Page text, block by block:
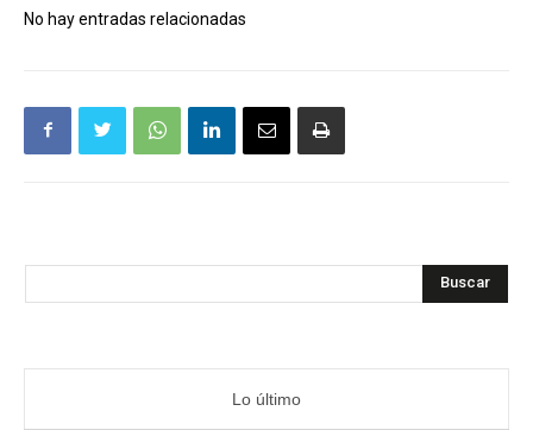
No hay entradas relacionadas
Buscar
Lo último